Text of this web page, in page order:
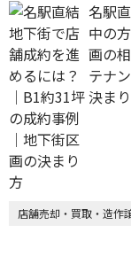
名駅
中の
画の
テナ
決ま
店舗売却・買取・造作